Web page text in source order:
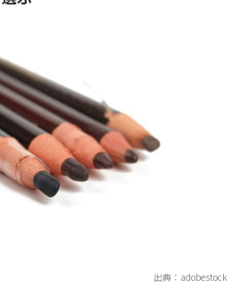
出典：adobestock